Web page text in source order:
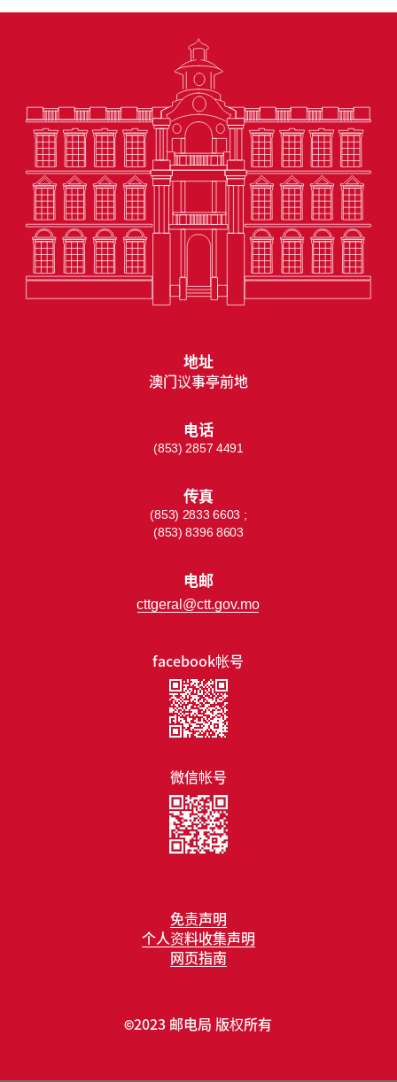
免责声明
个人资料收集声明
网页指南
facebook帐号
微信帐号
地址
澳门议事亭前地
电话
(853) 2857 4491
传真
(853) 2833 6603 ;
(853) 8396 8603
电邮
cttgeral@ctt.gov.mo
©2023 邮电局 版权所有